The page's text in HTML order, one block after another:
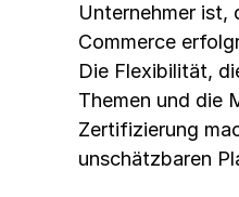
Unternehmer ist,
Commerce
Die Flexibilität,
Themen und die
Zertifizierung
unschätzbaren